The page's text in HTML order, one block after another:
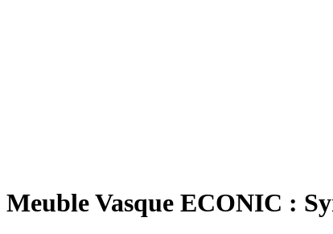
Meuble Vasque ECONIC :